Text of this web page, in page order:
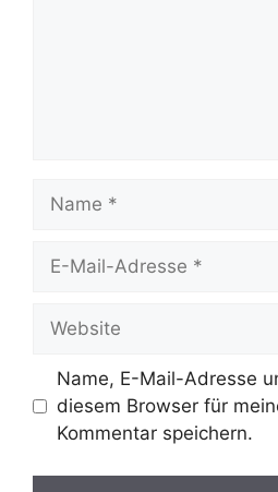
Name
Website
Name, E-Mail-Adresse
diesem Browser für
Kommentar speichern.